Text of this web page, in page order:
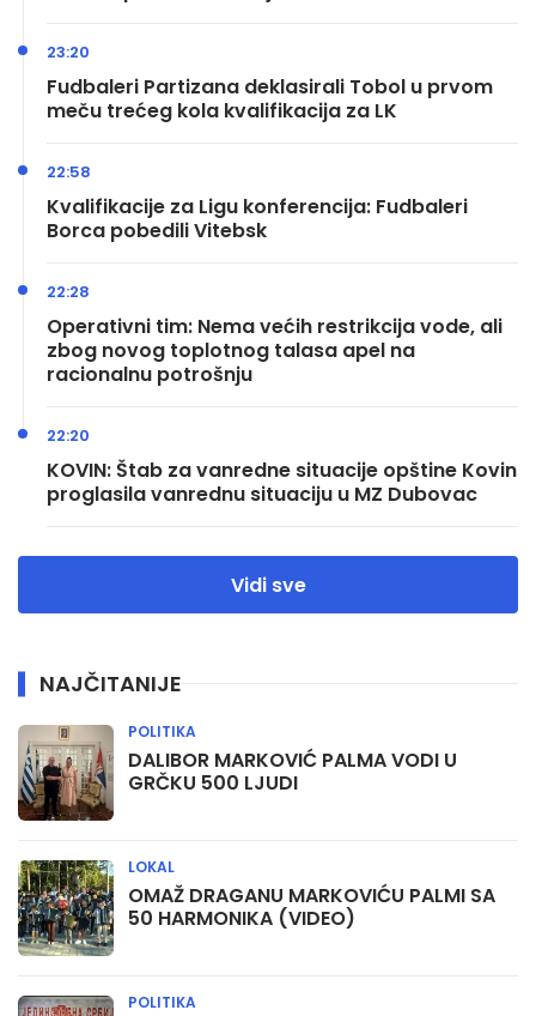
Fudbaleri Partizana deklasirali Tobol u prvom
meču trećeg kola kvalifikacija za LK
23:20
Kvalifikacije za Ligu konferencija: Fudbaleri
Borca pobedili Vitebsk
22:58
Operativni tim: Nema većih restrikcija vode, ali
zbog novog toplotnog talasa apel na
racionalnu potrošnju
22:28
KOVIN: Štab za vanredne situacije opštine Kovin
proglasila vanrednu situaciju u MZ Dubovac
22:20
Vidi sve
NAJČITANIJE
DALIBOR MARKOVIĆ PALMA VODI U
GRČKU 500 LJUDI
POLITIKA
OMAŽ DRAGANU MARKOVIĆU PALMI SA
50 HARMONIKA (VIDEO)
LOKAL
POLITIKA